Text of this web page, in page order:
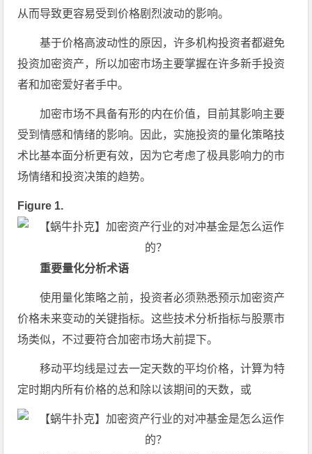
从而导致更容易受到价格剧烈波动的影响。
基于价格高波动性的原因，许多机构投资者都避免
投资加密资产，所以加密市场主要掌握在许多新手投资
者和加密爱好者手中。
加密市场不具备有形的内在价值，目前其影响主要
受到情感和情绪的影响。因此，实施投资的量化策略技
术比基本面分析更有效，因为它考虑了极具影响力的市
场情绪和投资决策的趋势。
Figure 1.
重要量化分析术语
使用量化策略之前，投资者必须熟悉预示加密资产
价格未来变动的关键指标。这些技术分析指标与股票市
场类似，不过要符合加密市场大前提下。
移动平均线是过去一定天数的平均价格，计算为特
定时期内所有价格的总和除以该期间的天数，或